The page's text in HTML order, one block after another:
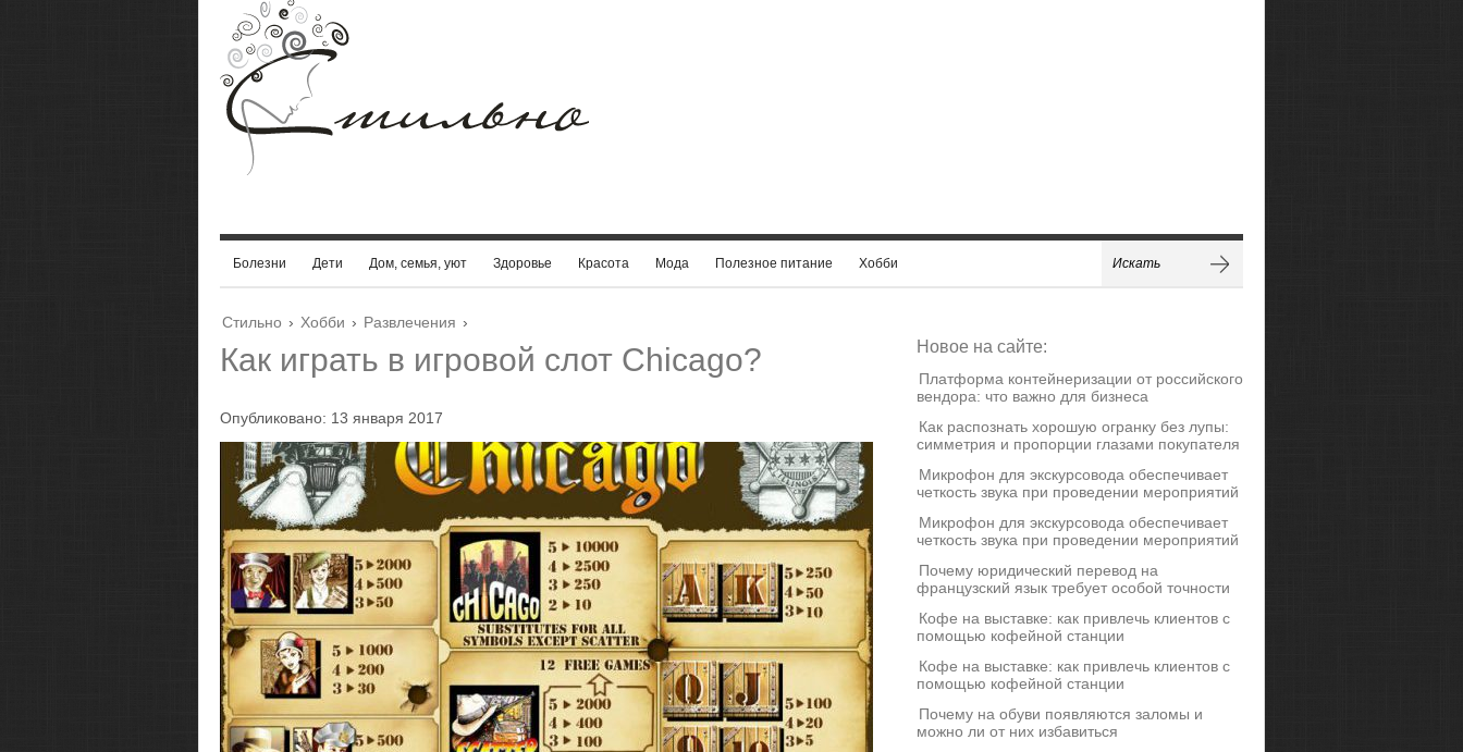
Болезни Дети Дом, семья, уют Здоровье Красота Мода Полезное питание Хобби
Стильно › Хобби › Развлечения ›
Как играть в игровой слот Chicago?
Опубликовано: 13 января 2017
Новое на сайте:
Платформа контейнеризации от российского
вендора: что важно для бизнеса
Как распознать хорошую огранку без лупы:
симметрия и пропорции глазами покупателя
Микрофон для экскурсовода обеспечивает
четкость звука при проведении мероприятий
Микрофон для экскурсовода обеспечивает
четкость звука при проведении мероприятий
Почему юридический перевод на
французский язык требует особой точности
Кофе на выставке: как привлечь клиентов с
помощью кофейной станции
Кофе на выставке: как привлечь клиентов с
помощью кофейной станции
Почему на обуви появляются заломы и
можно ли от них избавиться